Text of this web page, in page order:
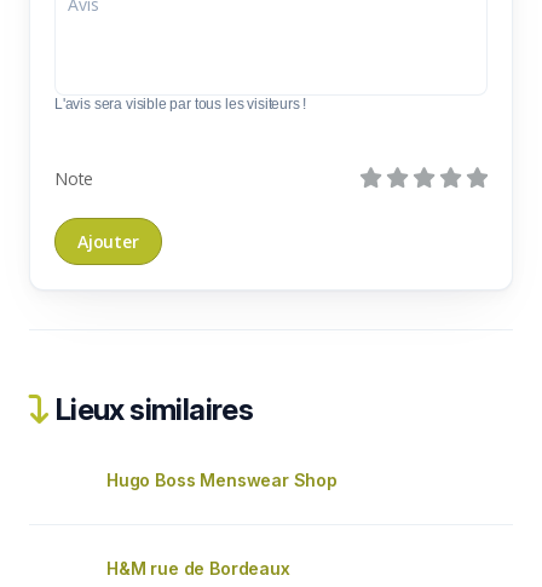
L'avis sera visible par tous les visiteurs !
Note
Lieux similaires
Hugo Boss Menswear Shop
H&M rue de Bordeaux